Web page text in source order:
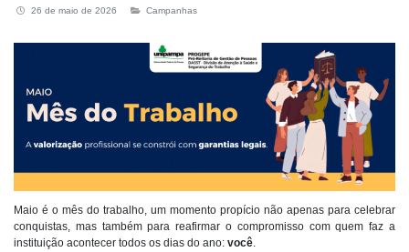
26 de maio de 2026 Campanhas
Maio é o mês do trabalho, um momento propício não apenas para celebrar
conquistas, mas também para reafirmar o compromisso com quem faz a
instituição acontecer todos os dias do ano: você.